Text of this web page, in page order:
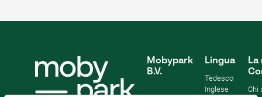
Mobypark
B.V.
Lingua
Tedesco
Inglese
La
Chi